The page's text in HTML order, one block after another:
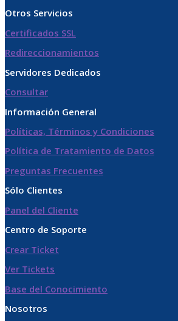
Otros Servicios
Certificados SSL
Redireccionamientos
Servidores Dedicados
Consultar
Información General
Políticas, Términos y Condiciones
Política de Tratamiento de Datos​
Preguntas Frecuentes
Sólo Clientes
Panel del Cliente
Centro de Soporte
Crear Ticket
Ver Tickets
Base del Conocimiento
Nosotros